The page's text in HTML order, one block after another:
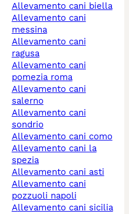
allevamento cani biella
allevamento cani
messina
allevamento cani
ragusa
allevamento cani
pomezia roma
allevamento cani
salerno
allevamento cani
sondrio
allevamento cani como
allevamento cani la
spezia
allevamento cani asti
allevamento cani
pozzuoli napoli
allevamento cani sicilia